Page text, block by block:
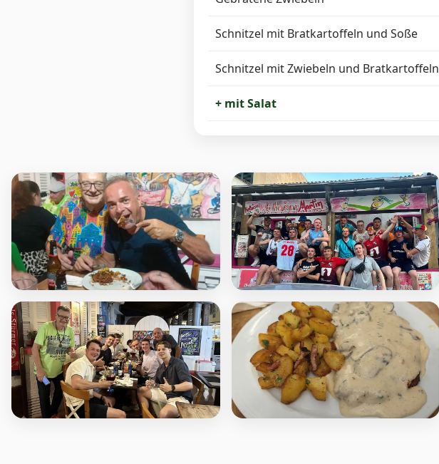
Schnitzel mit Bratkartoffeln und Soße
Schnitzel mit Zwiebeln und Bratkartoffeln
+ mit Salat